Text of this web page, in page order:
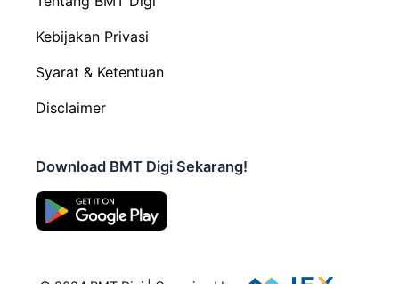
Kebijakan Privasi
Syarat & Ketentuan
Disclaimer
Download BMT Digi Sekarang!